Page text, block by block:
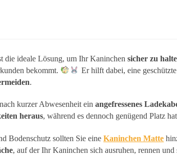
die ideale Lösung, um Ihr Kaninchensicher zu
bekommt.
Er hilft dabei, eine
.
kurzer Abwesenheit einangefressenes
heraus, während es dennoch genügend Platz
Bodenschutz sollten Sie eineKaninchen Matte
, auf der Ihr Kaninchen sich ausruhen, rennen